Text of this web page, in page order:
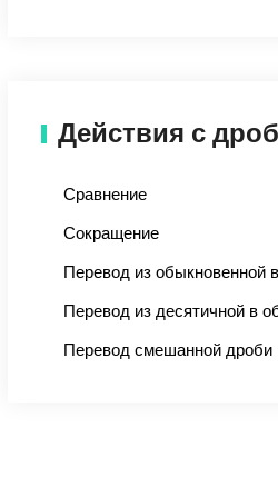
Действия с
Сравнение
Сокращение
Перевод из обыкновенной
Перевод из десятичной в
Перевод смешанной дроби